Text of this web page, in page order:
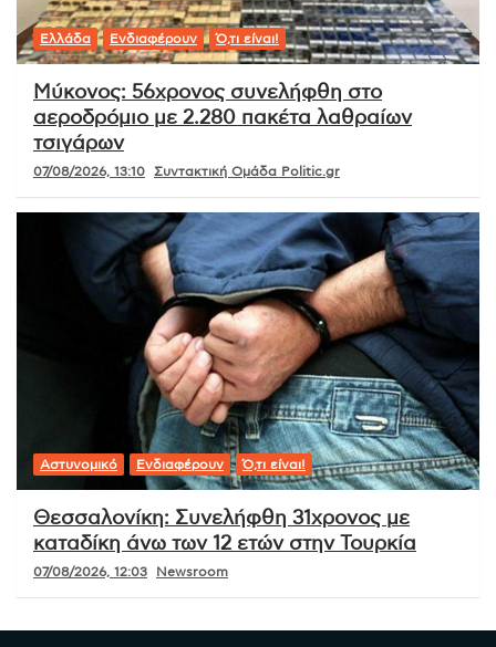
Ελλάδα Ενδιαφέρουν Ό,τι είναι!
Μύκονος: 56χρονος συνελήφθη στο
αεροδρόμιο με 2.280 πακέτα λαθραίων
τσιγάρων
07/08/2026, 13:10 Συντακτική Ομάδα Politic.gr
Αστυνομικό Ενδιαφέρουν Ό,τι είναι!
Θεσσαλονίκη: Συνελήφθη 31χρονος με
καταδίκη άνω των 12 ετών στην Τουρκία
07/08/2026, 12:03 Newsroom